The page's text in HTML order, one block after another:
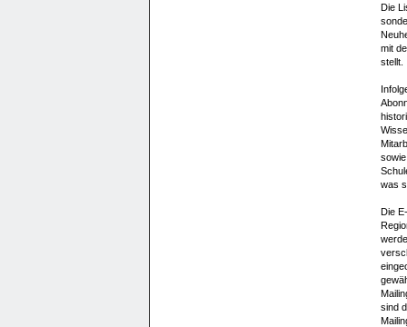
Die
mit
stellt.
was
Die
sind